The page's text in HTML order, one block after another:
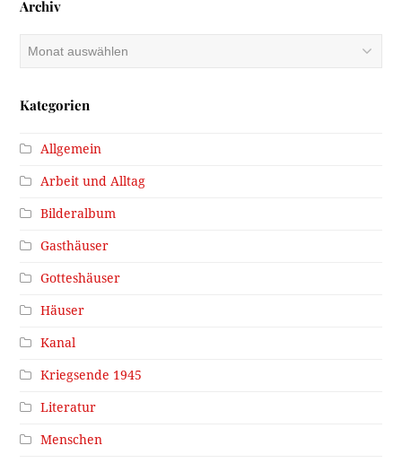
Archiv
Kategorien
Allgemein
Arbeit und Alltag
Bilderalbum
Gasthäuser
Gotteshäuser
Häuser
Kanal
Kriegsende 1945
Literatur
Menschen